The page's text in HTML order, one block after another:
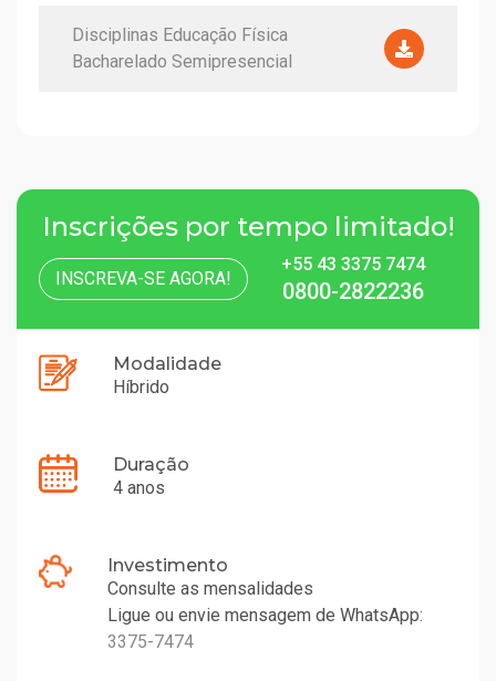
Disciplinas Educação Física
Bacharelado Semipresencial
Inscrições por tempo limitado!
INSCREVA-SE AGORA!
+55 43 3375 7474
0800-2822236
Modalidade
Híbrido
Duração
4 anos
Investimento
Consulte as mensalidades
Ligue ou envie mensagem de WhatsApp:
3375-7474